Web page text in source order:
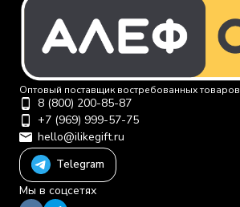
Оптовый поставщик востребованных товаров
8 (800) 200-85-87
+7 (969) 999-57-75
hello@ilikegift.ru
Telegram
Мы в соцсетях